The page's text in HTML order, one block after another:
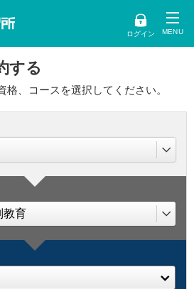
ログイン
する
、コースを選択してください。